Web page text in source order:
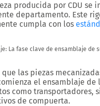
producida por CDU se
departamento. Este
cumpla con los
La fase clave de ensamblaje de
que las piezas
el ensamblaje de
como transportadores,
de compuerta.